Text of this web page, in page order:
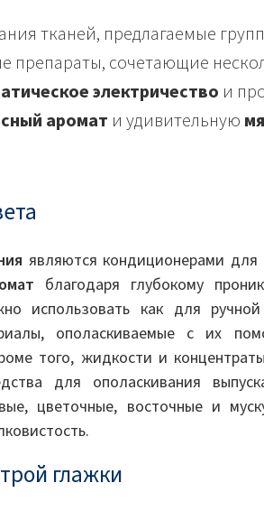
тканей, предлагаемые
препараты, сочетающие
электричество и
аромат и удивительную
являются кондиционерами
благодаря глубокому
использовать как для
ополаскиваемые с их
того, жидкости и
для ополаскивания
цветочные, восточные и
глажки